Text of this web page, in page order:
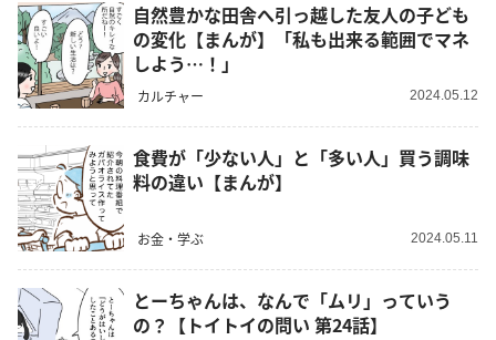
自然豊かな田舎へ引っ越した友人の子ども
の変化【まんが】「私も出来る範囲でマネ
しよう…！」
カルチャー 2024.05.12
食費が「少ない人」と「多い人」買う調味
料の違い【まんが】
お金・学ぶ 2024.05.11
とーちゃんは、なんで「ムリ」っていう
の？【トイトイの問い 第24話】